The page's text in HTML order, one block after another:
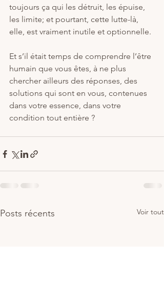
toujours ça qui les détruit, les épuise,
les limite; et pourtant, cette lutte-là,
elle, est vraiment inutile et optionnelle.
Et s’il était temps de comprendre l’être
humain que vous êtes, à ne plus
chercher ailleurs des réponses, des
solutions qui sont en vous, contenues
dans votre essence, dans votre
condition tout entière ?
Posts récents Voir tout